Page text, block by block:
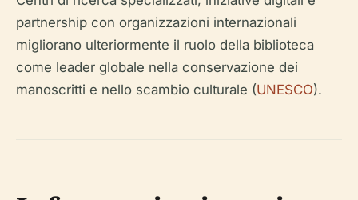
partnership con organizzazioni internazionali
migliorano ulteriormente il ruolo della biblioteca
come leader globale nella conservazione dei
manoscritti e nello scambio culturale (UNESCO).